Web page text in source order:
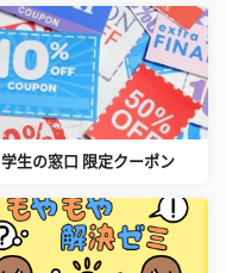
学生の窓口 限定クーポン